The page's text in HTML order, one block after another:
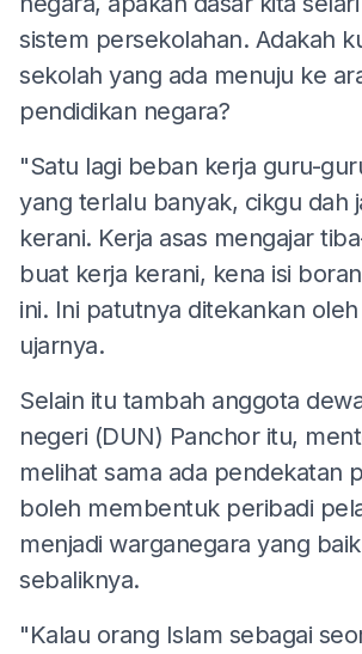
sistem persekolahan. Adakah
sekolah yang ada menuju ke
pendidikan negara?
"Satu lagi beban kerja guru-
yang terlalu banyak, cikgu dah
kerani. Kerja asas mengajar
buat kerja kerani, kena isi
ini. Ini patutnya ditekankan
ujarnya.
Selain itu tambah anggota
negeri (DUN) Panchor itu,
melihat sama ada pendekatan
boleh membentuk peribadi
menjadi warganegara yang
sebaliknya.
"Kalau orang Islam sebagai